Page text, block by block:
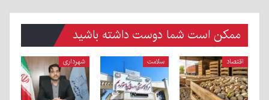
ممکن است شما دوست داشته باشید
اقتصاد سلامت شهرداری